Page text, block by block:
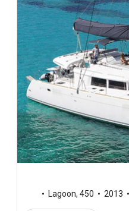
Lagoon, 450 2013